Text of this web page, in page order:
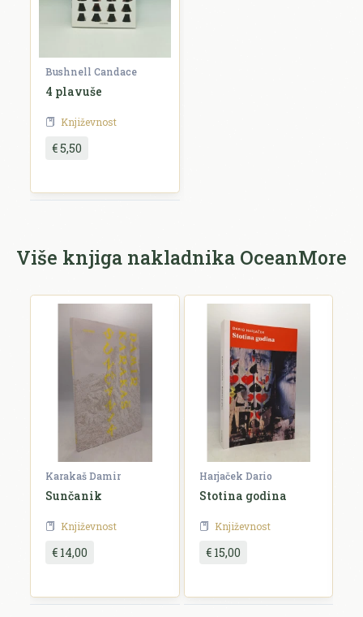
Bushnell Candace
4 plavuše
Književnost
€ 5,50
Više knjiga nakladnika OceanMore
Karakaš Damir
Sunčanik
Književnost
€ 14,00
Harjaček Dario
Stotina godina
Književnost
€ 15,00